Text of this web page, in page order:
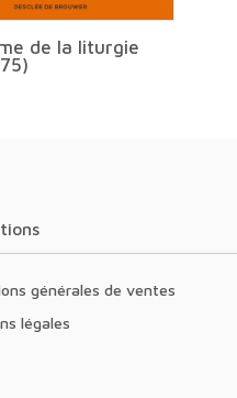
de la liturgie
générales de ventes
légales